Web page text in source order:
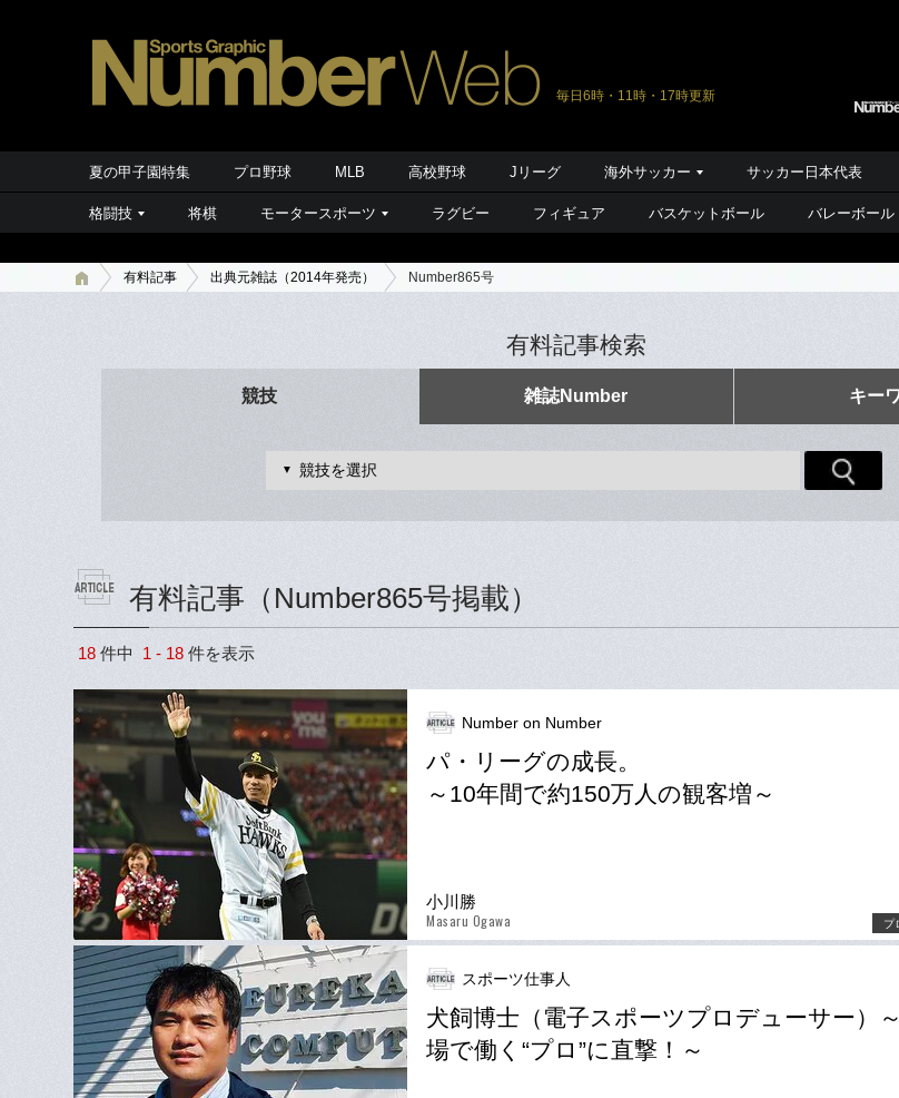
毎日6時・11時・17時更新
夏の甲子園特集 プロ野球 MLB 高校野球 Jリーグ 海外サッカー サッカー日本代表
格闘技 将棋 モータースポーツ ラグビー フィギュア バスケットボール バレーボール
有料記事 出典元雑誌（2014年発売） Number865号
有料記事検索
競技 雑誌Number キー
有料記事（Number865号掲載）
18 件中 1 - 18 件を表示
Number on Number
パ・リーグの成長。
～10年間で約150万人の観客増～
小川勝
Masaru Ogawa プ
スポーツ仕事人
犬飼博士（電子スポーツプロデューサー）
場で働く“プロ”に直撃！～